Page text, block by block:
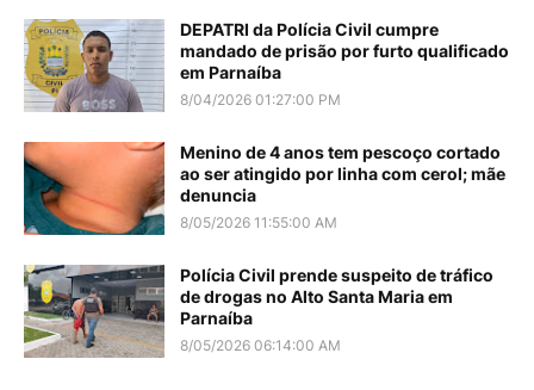
DEPATRI da Polícia Civil cumpre
mandado de prisão por furto qualificado
em Parnaíba
8/04/2026 01:27:00 PM
Menino de 4 anos tem pescoço cortado
ao ser atingido por linha com cerol; mãe
denuncia
8/05/2026 11:55:00 AM
Polícia Civil prende suspeito de tráfico
de drogas no Alto Santa Maria em
Parnaíba
8/05/2026 06:14:00 AM